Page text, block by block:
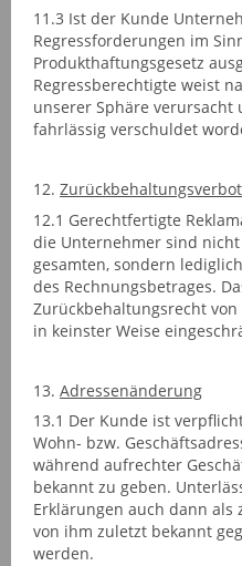
11.3 Ist der Kunde
Regressforderungen im
Produkthaftungsgesetz
Regressberechtigte weist
unserer Sphäre verursacht
fahrlässig verschuldet
12.
12.1 Gerechtfertigte
die Unternehmer sind
gesamten, sondern
des Rechnungsbetrages.
Zurückbehaltungsrecht
in keinster Weise
13. Adressenänderung
13.1 Der Kunde ist
Wohn- bzw.
während aufrechter
bekannt zu geben.
Erklärungen auch dann als
von ihm zuletzt bekannt
werden.